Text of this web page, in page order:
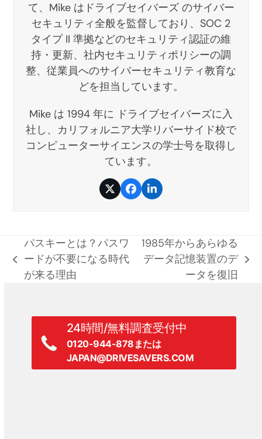
て、Mike はドライブセイバーズ のサイバー
セキュリティ全般を監督しており、SOC 2
タイプ II 準拠などのセキュリティ認証の維
持・更新、社内セキュリティポリシーの調
整、従業員へのサイバーセキュリティ教育な
どを担当しています。
Mike は 1994 年に ドライブセイバーズに入
社し、カリフォルニア大学リバーサイド校で
コンピューターサイエンスの学士号を取得し
ています。
ツ
イ
フ
ェ
LinkedIn
前
パスキーとは？パスワ
ードが不要になる時代
が来る理由
次
事:
1985年からあらゆる
データ記憶装置のデ
ータを復旧
24時間/無料調査受付中
0120-944-878または
JAPAN@DRIVESAVERS.COM